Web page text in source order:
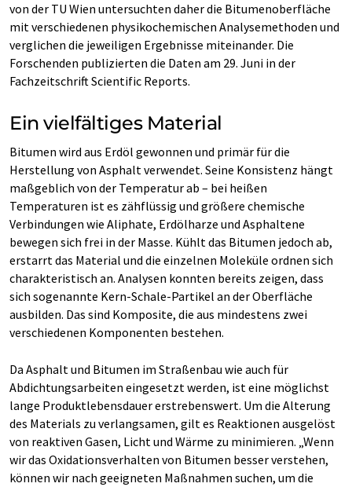
von der TU Wien untersuchten daher die Bitumenoberfläche
mit verschiedenen physikochemischen Analysemethoden und
verglichen die jeweiligen Ergebnisse miteinander. Die
Forschenden publizierten die Daten am 29. Juni in der
Fachzeitschrift Scientific Reports.
Ein vielfältiges Material
Bitumen wird aus Erdöl gewonnen und primär für die
Herstellung von Asphalt verwendet. Seine Konsistenz hängt
maßgeblich von der Temperatur ab – bei heißen
Temperaturen ist es zähflüssig und größere chemische
Verbindungen wie Aliphate, Erdölharze und Asphaltene
bewegen sich frei in der Masse. Kühlt das Bitumen jedoch ab,
erstarrt das Material und die einzelnen Moleküle ordnen sich
charakteristisch an. Analysen konnten bereits zeigen, dass
sich sogenannte Kern-Schale-Partikel an der Oberfläche
ausbilden. Das sind Komposite, die aus mindestens zwei
verschiedenen Komponenten bestehen.
Da Asphalt und Bitumen im Straßenbau wie auch für
Abdichtungsarbeiten eingesetzt werden, ist eine möglichst
lange Produktlebensdauer erstrebenswert. Um die Alterung
des Materials zu verlangsamen, gilt es Reaktionen ausgelöst
von reaktiven Gasen, Licht und Wärme zu minimieren. „Wenn
wir das Oxidationsverhalten von Bitumen besser verstehen,
können wir nach geeigneten Maßnahmen suchen, um die